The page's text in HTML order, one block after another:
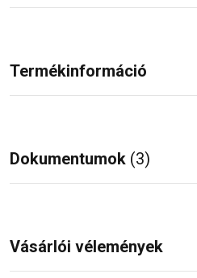
Termékinformáció
Dokumentumok (3)
Vásárlói vélemények